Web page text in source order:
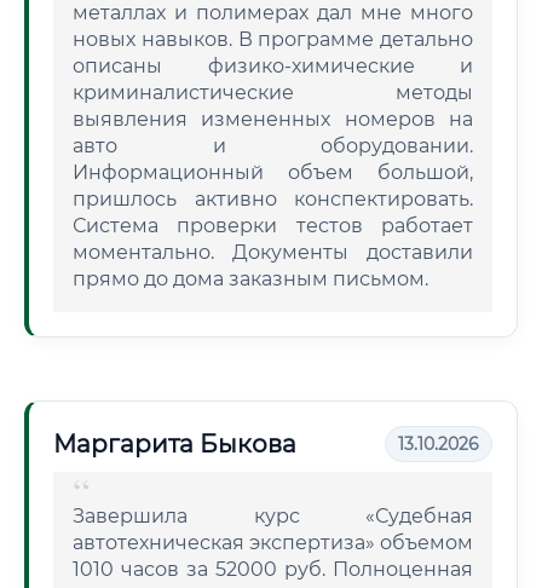
металлах и полимерах дал мне много
новых навыков. В программе детально
описаны физико-химические и
криминалистические методы
выявления измененных номеров на
авто и оборудовании.
Информационный объем большой,
пришлось активно конспектировать.
Система проверки тестов работает
моментально. Документы доставили
прямо до дома заказным письмом.
Маргарита Быкова 13.10.2026
Завершила курс «Судебная
автотехническая экспертиза» объемом
1010 часов за 52000 руб. Полноценная